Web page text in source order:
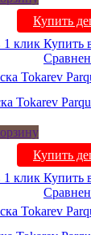
Купить
Купить
Tokarev
Купить
Купить